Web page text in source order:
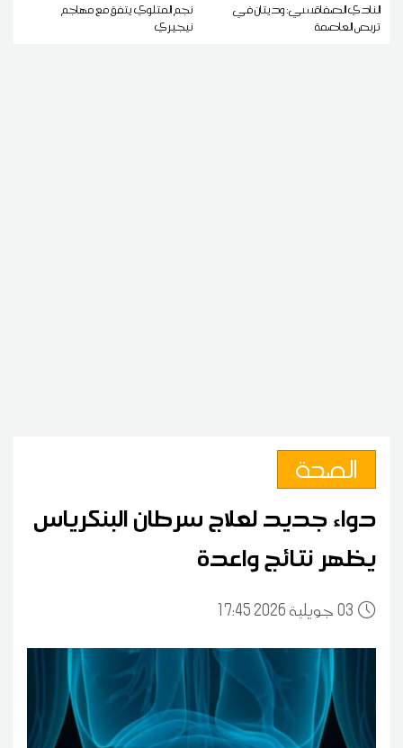
النادي الصفاقسي: وديتان في
تربص العاصمة
نجم المتلوي يتفق مع مهاجم
نيجيري
الصحة
دواء جديد لعلاج سرطان البنكرياس
يظهر نتائج واعدة
0317:45 2026 جويلية